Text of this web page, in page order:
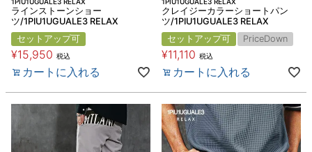
ラインストーンショー
ツ/1PIU1UGUALE3 RELAX
セットアップ可
¥15,950 税込
カートに入れる
クレイジーカラーショートパン
ツ/1PIU1UGUALE3 RELAX
セットアップ可
PriceDown
¥11,110 税込
カートに入れる